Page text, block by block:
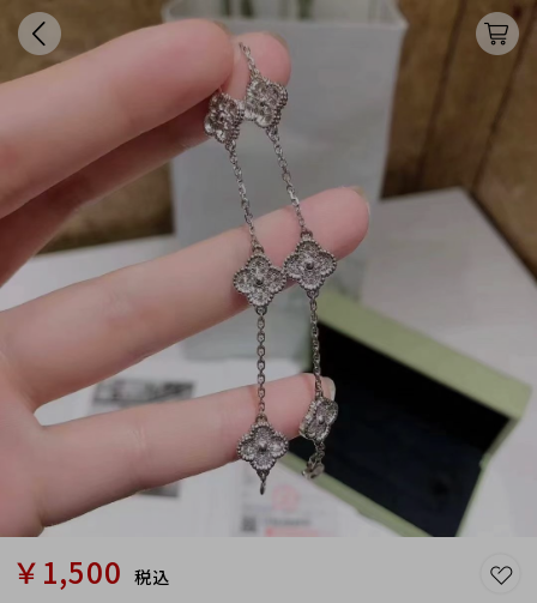
￥1,500 税込